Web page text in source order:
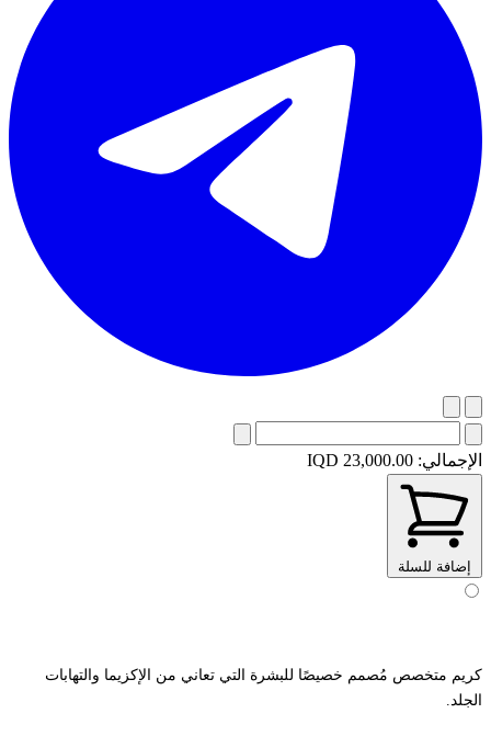
الإجمالي: IQD 23,000.00
إضافة للسلة
كريم متخصص مُصمم خصيصًا للبشرة التي تعاني من الإكزيما والتهابات
الجلد.